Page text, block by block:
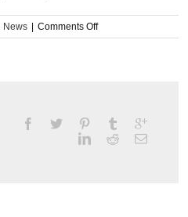
News Comments Offon
Что
они
применяются